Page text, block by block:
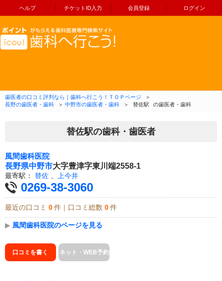
ヘルプ チケットID入力 会員登録 ログイン
コンテンツへ移動
歯医者の口コミ評判なら｜歯科へ行こう！ＴＯＰページ
＞
長野の歯医者・歯科
＞ 中野市の歯医者・歯科 ＞ 替佐駅 の歯医者・歯科
替佐駅の歯科・歯医者
風間歯科医院
長野県中野市大字豊津字東川端2558-1
最寄駅： 替佐 上今井
0269-38-3060
最近の口コミ 0 件｜口コミ総数 0 件
▶ 風間歯科医院のページを見る
口コミを書く ネット・WEB予約